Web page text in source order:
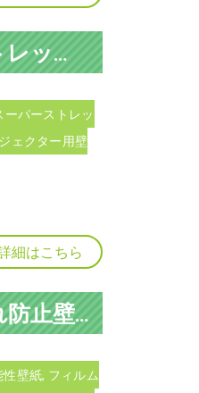
■商材紹介■ サンゲツFINE1000 機能性壁紙 スーパーストレッチ壁紙について
ーパーストレッ
ェクター用壁
細はこちら
■商材紹介■ サンゲツFINE1000 機能性壁紙 フィルム汚れ防止壁紙について
性壁紙, フィルム